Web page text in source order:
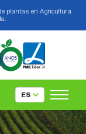
plantas en Agricultura